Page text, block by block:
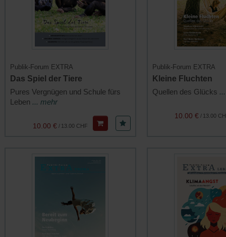
Publik-Forum EXTRA
Das Spiel der Tiere
Pures Vergnügen und Schule fürs
Leben ... mehr
13.00 CHF
/
10.00 €
Publik-Forum EXTRA
Kleine Fluchten
Quellen des Glücks
13.00
/
10.00 €